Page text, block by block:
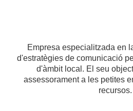
Empresa especialitzada en
d'estratègies de comunicació
d'àmbit local. El seu
assessorament a les petites
recursos.